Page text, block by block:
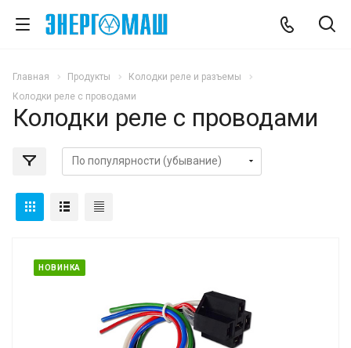
Главная Продукты
Колодки реле и разъемы
Колодки реле с проводами
Колодки реле с проводами
НОВИНКА